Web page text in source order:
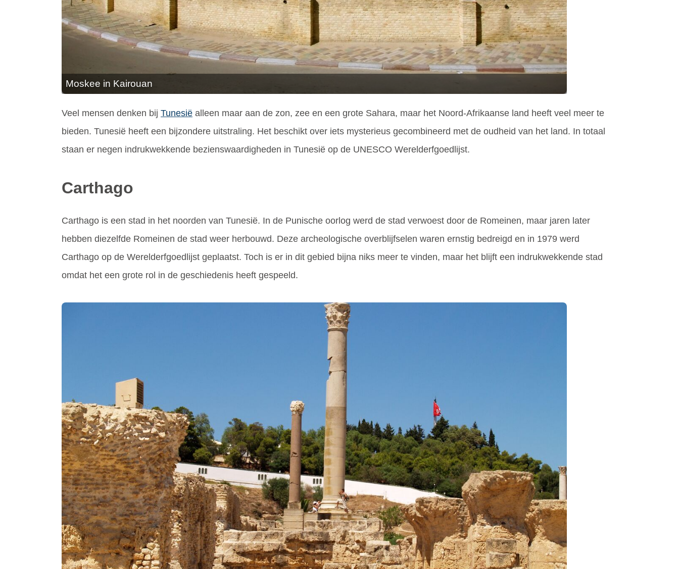
Moskee in Kairouan
Veel mensen denken bij Tunesië alleen maar aan de zon, zee en een grote Sahara, maar het Noord-Afrikaanse land heeft veel meer te
bieden. Tunesië heeft een bijzondere uitstraling. Het beschikt over iets mysterieus gecombineerd met de oudheid van het land. In totaal
staan er negen indrukwekkende bezienswaardigheden in Tunesië op de UNESCO Werelderfgoedlijst.
Carthago
Carthago is een stad in het noorden van Tunesië. In de Punische oorlog werd de stad verwoest door de Romeinen, maar jaren later
hebben diezelfde Romeinen de stad weer herbouwd. Deze archeologische overblijfselen waren ernstig bedreigd en in 1979 werd
Carthago op de Werelderfgoedlijst geplaatst. Toch is er in dit gebied bijna niks meer te vinden, maar het blijft een indrukwekkende stad
omdat het een grote rol in de geschiedenis heeft gespeeld.